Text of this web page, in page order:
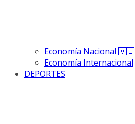
Economía Nacional 🇻🇪
Economía Internacional
DEPORTES